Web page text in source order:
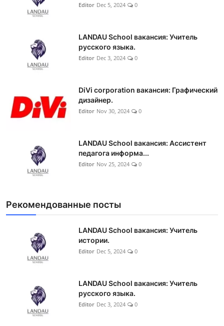
Editor Dec 5, 2024 0
LANDAU School вакансия: Учитель
русского языка.
Editor Dec 3, 2024 0
DiVi corporation вакансия: Графический
дизайнер.
Editor Nov 30, 2024 0
LANDAU School вакансия: Ассистент
педагога информа...
Editor Nov 25, 2024 0
Рекомендованные посты
LANDAU School вакансия: Учитель
истории.
Editor Dec 5, 2024 0
LANDAU School вакансия: Учитель
русского языка.
Editor Dec 3, 2024 0